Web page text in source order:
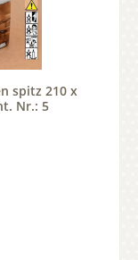
spitz 210 x
Nr.: 5